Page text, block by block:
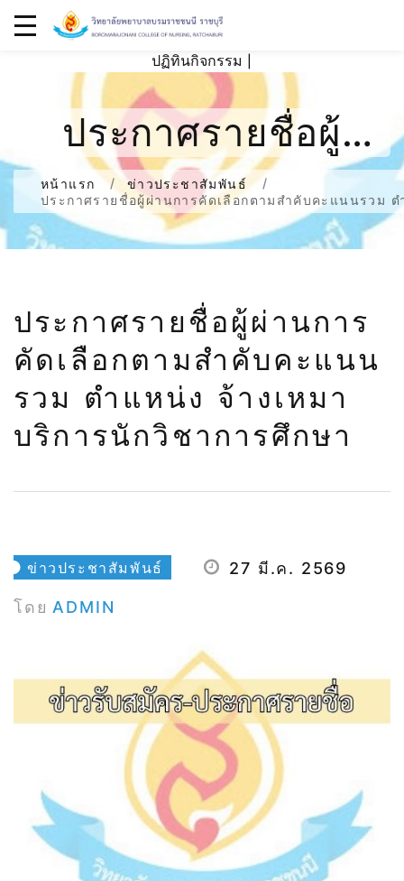
ปฏิทินกิจกรรม
ประกาศรายชื่อผู้
ผ่านการคัดเลือกตาม
สำคับคะแนนรวม
บริการนักวิชาการ
ศึกษา
หน้าแรก
ข่าวประชาสัมพันธ์
ประกาศรายชื่อผู้ผ่านการคัดเลือกตามสำคับคะแนนรวม
ประกาศรายชื่อผู้ผ่านการ
คัดเลือกตามสำคับคะแนน
รวม ตำแหน่ง จ้างเหมา
บริการนักวิชาการศึกษา
ข่าวประชาสัมพันธ์ 27 มี.ค. 2569
โดย ADMIN